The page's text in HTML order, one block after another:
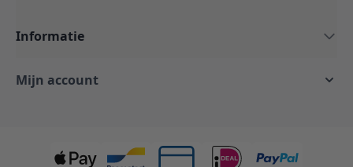
Informatie
Mijn account